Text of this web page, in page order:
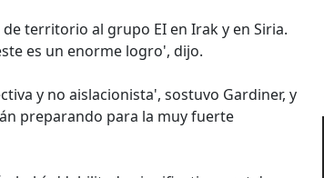
territorio al grupo EI en Irak y en Siria.
es un enorme logro', dijo.
y no aislacionista', sostuvo Gardiner, y
preparando para la muy fuerte